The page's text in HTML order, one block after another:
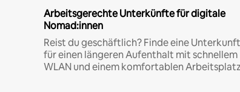
Arbeitsgerechte Unterkünfte für digitale
Nomad:innen
Reist du geschäftlich? Finde eine Unterkunft
für einen längeren Aufenthalt mit schnellem
WLAN und einem komfortablen